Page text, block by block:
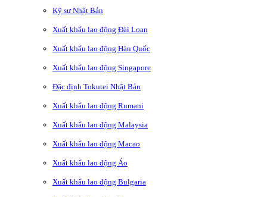
Kỹ sư Nhật Bản
Xuất khẩu lao động Đài Loan
Xuất khẩu lao động Hàn Quốc
Xuất khẩu lao động Singapore
Đặc định Tokutei Nhật Bản
Xuất khẩu lao động Rumani
Xuất khẩu lao động Malaysia
Xuất khẩu lao động Macao
Xuất khẩu lao động Áo
Xuất khẩu lao động Bulgaria